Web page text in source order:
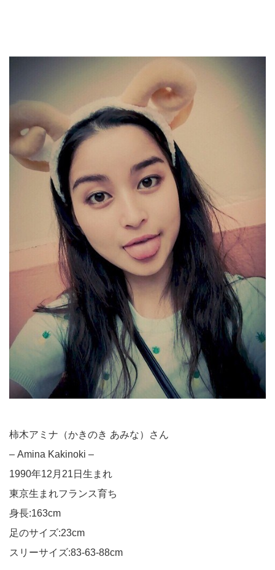
柿木アミナ（かきのき あみな）さん
– Amina Kakinoki –
1990年12月21日生まれ
東京生まれフランス育ち
身長:163cm
足のサイズ:23cm
スリーサイズ:83-63-88cm